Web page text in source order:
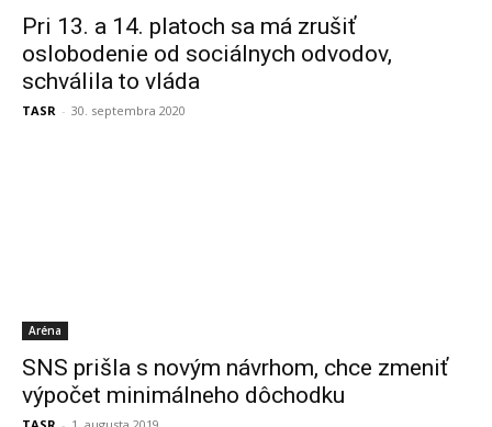
Pri 13. a 14. platoch sa má zrušiť
oslobodenie od sociálnych odvodov,
schválila to vláda
TASR - 30. septembra 2020
Aréna
SNS prišla s novým návrhom, chce zmeniť
výpočet minimálneho dôchodku